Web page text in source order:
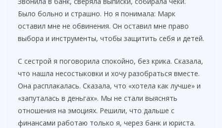
Было больно и страшно. Но я понимала: Марк
оставил мне не обвинения. Он оставил мне право
выбора и инструменты, чтобы защитить себя и детей.
С сестрой я поговорила спокойно, без крика. Сказала,
что нашла несостыковки и хочу разобраться вместе.
Она расплакалась. Сказала, что «хотела как лучше» и
«запуталась в деньгах». Мы не стали выяснять
отношения на эмоциях. Решили, что дальше с
финансами работаю только я, через банк и юриста.